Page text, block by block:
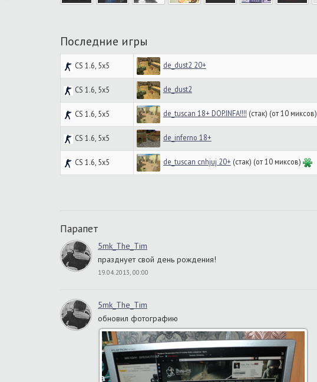
Последние игры
CS 1.6, 5x5 de_dust2 20+
CS 1.6, 5x5 de_dust2
CS 1.6, 5x5 de_tuscan 18+ DOP.INFA!!!! (стак) (от 10 миксов)
CS 1.6, 5x5 de_inferno 18+
CS 1.6, 5x5 de_tuscan cnhjuj 20+(стак) (от 10 миксов)
Парапет
5mk_The_Tim
празднует свой день рождения!
19.04.2013, 00:00
5mk_The_Tim
обновил фотографию